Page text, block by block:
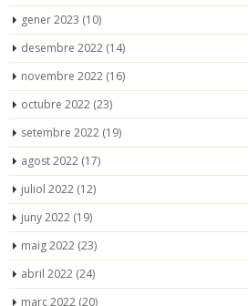
gener 2023 (10)
desembre 2022 (14)
novembre 2022 (16)
octubre 2022 (23)
setembre 2022 (19)
agost 2022 (17)
juliol 2022 (12)
juny 2022 (19)
maig 2022 (23)
abril 2022 (24)
març 2022 (20)